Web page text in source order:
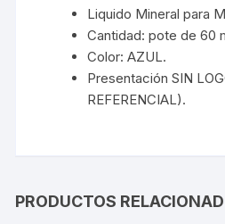
Liquido Mineral para
Cantidad: pote de 60
Color: AZUL.
Presentación SIN
REFERENCIAL).
PRODUCTOS